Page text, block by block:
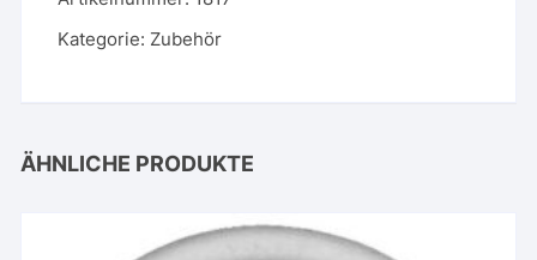
Kategorie: Zubehör
ÄHNLICHE PRODUKTE